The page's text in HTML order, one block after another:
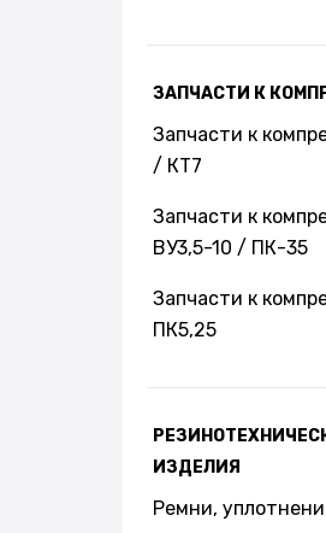
ЗАПЧАСТИ К
Запчасти к
/ КТ7
Запчасти к
ВУ3,5-10 / ПК-35
Запчасти к
ПК5,25
ИЗДЕЛИЯ
Ремни,